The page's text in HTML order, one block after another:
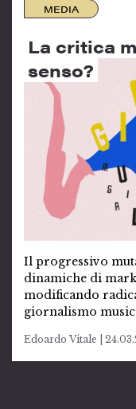
MEDIA
La critica
senso?
Il progressivo
dinamiche di
modificando
giornalismo
Edoardo Vitale |